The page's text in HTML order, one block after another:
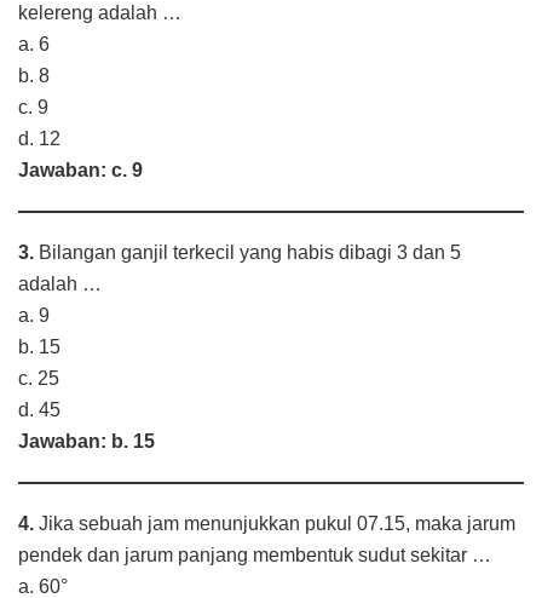
kelereng adalah …
a. 6
b. 8
c. 9
d. 12
Jawaban: c. 9
3. Bilangan ganjil terkecil yang habis dibagi 3 dan 5
adalah …
a. 9
b. 15
c. 25
d. 45
Jawaban: b. 15
4. Jika sebuah jam menunjukkan pukul 07.15, maka jarum
pendek dan jarum panjang membentuk sudut sekitar …
a. 60°